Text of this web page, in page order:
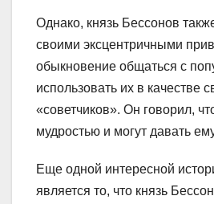
Однако, князь Бессонов
своими эксцентричными
обыкновение общаться с
использовать их в качестве
«советчиков». Он говорил,
мудростью и могут давать
Еще одной интересной
является то, что князь